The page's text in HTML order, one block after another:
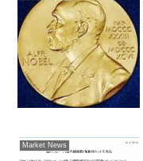
Market News